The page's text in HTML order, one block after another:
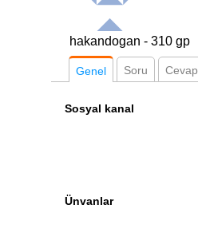
hakandogan - 310 gp
Genel Soru Cevap
Sosyal kanal
Ünvanlar